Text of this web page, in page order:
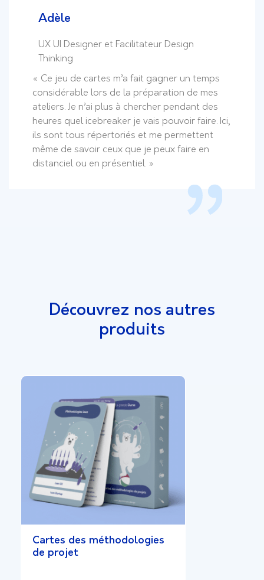
Adèle
UX UI Designer et Facilitateur Design
Thinking
« Ce jeu de cartes m’a fait gagner un temps
considérable lors de la préparation de mes
ateliers. Je n’ai plus à chercher pendant des
heures quel icebreaker je vais pouvoir faire. Ici,
ils sont tous répertoriés et me permettent
même de savoir ceux que je peux faire en
distanciel ou en présentiel. »
Découvrez nos autres
produits
Cartes des méthodologies
de projet